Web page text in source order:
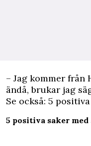
– Jag kommer från
ändå, brukar jag
Se också: 5
5 positiva saker